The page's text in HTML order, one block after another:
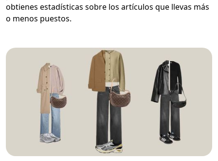
obtienes estadísticas sobre los artículos que llevas más
o menos puestos.